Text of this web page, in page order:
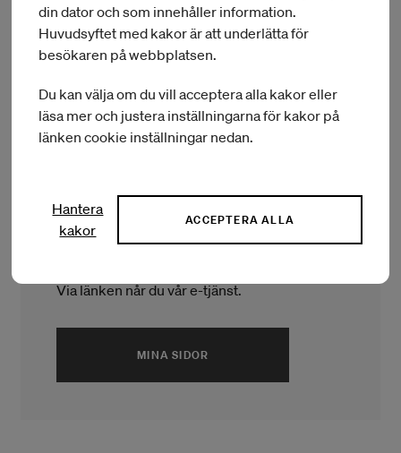
Ansökningstider
Ansök via Mina sidor
Via länken når du vår e-tjänst.
MINA SIDOR
din dator och som innehåller information.
Huvudsyftet med kakor är att underlätta för
besökaren på webbplatsen.
Du kan välja om du vill acceptera alla kakor eller
läsa mer och justera inställningarna för kakor på
länken cookie inställningar nedan.
Hantera
kakor
ACCEPTERA ALLA